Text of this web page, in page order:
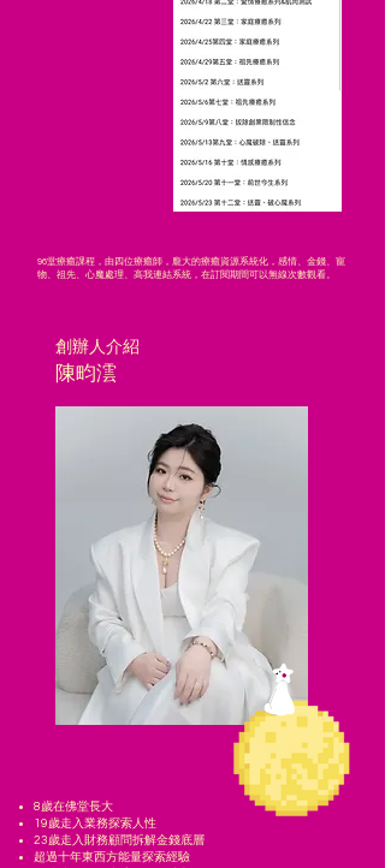
96堂療癒課程，由四位療癒師，龐大的療癒資源系統化，感情、金錢、寵
物、祖先、心魔處理、高我連結系統，在訂閱期間可以無線次數觀看。
創辦人介紹
陳畇澐
8歲在佛堂長大
19歲走入業務探索人性
23歲走入財務顧問拆解金錢底層
超過十年東西方能量探索經驗